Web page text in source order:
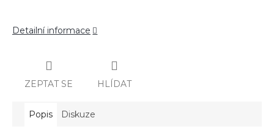
Detailní informace
ZEPTAT SE HLÍDAT
Popis Diskuze